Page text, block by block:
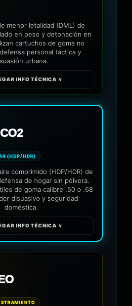
menor letalidad (DML) de
en peso y detonación en
cartuchos de goma no
personal táctica y
urbana.
INFO TÉCNICA ∨
(HDP/HDR)
comprimido (HDP/HDR) de
de hogar sin pólvora.
de goma calibre .50 o .68
disuasivo y seguridad
doméstica.
INFO TÉCNICA ∨